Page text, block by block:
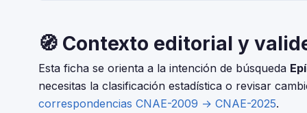
🧭 Contexto editorial y
Esta ficha se orienta a la intención de búsqueda
necesitas la clasificación estadística o revisar
correspondencias CNAE-2009 → CNAE-2025.